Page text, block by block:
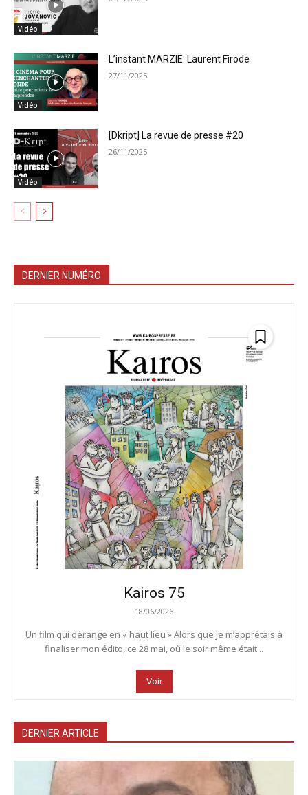
Vidéo
Vidéo
L’instant MARZIE: Laurent Firode
27/11/2025
Vidéo
[Dkript] La revue de presse #20
26/11/2025
DERNIER NUMÉRO
Kairos 75
18/06/2026
Un film qui dérange en « haut lieu » Alors que je m’apprêtais à
finaliser mon édito, ce 28 mai, où le soir même était...
Voir
DERNIER ARTICLE